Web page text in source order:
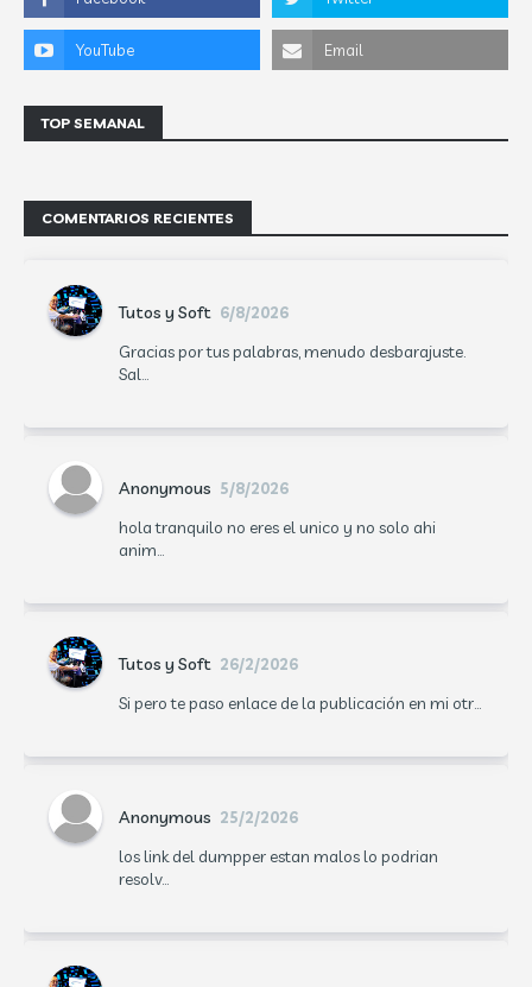
TOP SEMANAL
COMENTARIOS RECIENTES
Tutos y Soft 6/8/2026
Gracias por tus palabras, menudo desbarajuste.
Sal...
Anonymous 5/8/2026
hola tranquilo no eres el unico y no solo ahi
anim...
Tutos y Soft 26/2/2026
Si pero te paso enlace de la publicación en mi otr...
Anonymous 25/2/2026
los link del dumpper estan malos lo podrian
resolv...